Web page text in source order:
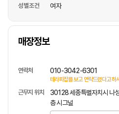
성별조건 여자
매장정보
상호명
연락처 010-3042-6301
테라피잡를 보고 연락드렸다고 하
근무지 위치
30128 세종특별자치시 나
층 시그널